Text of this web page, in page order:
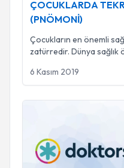
ÇOCUKLARDA
(PNÖMONİ)
Çocukların en önemli
zatürredir. Dünya sağlık
6 Kasım 2019